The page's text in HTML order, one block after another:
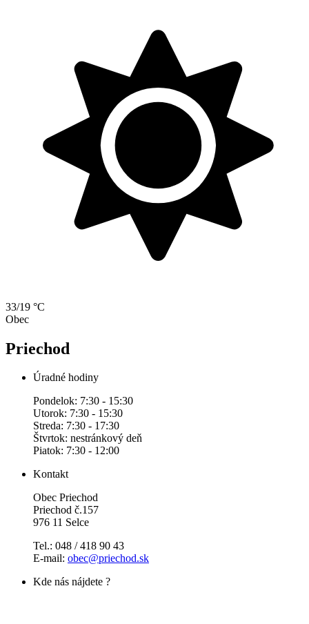
33/19 °C
Obec
Priechod
Úradné hodiny
Pondelok: 7:30 - 15:30
Utorok: 7:30 - 15:30
Streda: 7:30 - 17:30
Štvrtok: nestránkový deň
Piatok: 7:30 - 12:00
Kontakt
Obec Priechod
Priechod č.157
976 11 Selce
Tel.: 048 / 418 90 43
E-mail: obec@priechod.sk
Kde nás nájdete ?